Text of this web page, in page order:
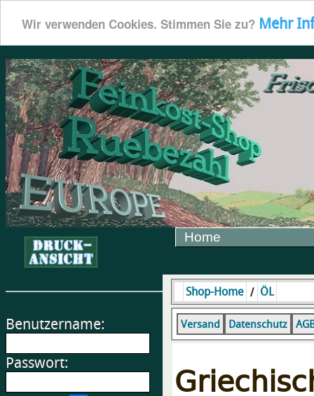
Wir verwenden Cookies. Stimmen Sie zu? Mehr
Home
Benutzername:
Passwort:
Shop-Home / ÖL
Versand Datenschutz